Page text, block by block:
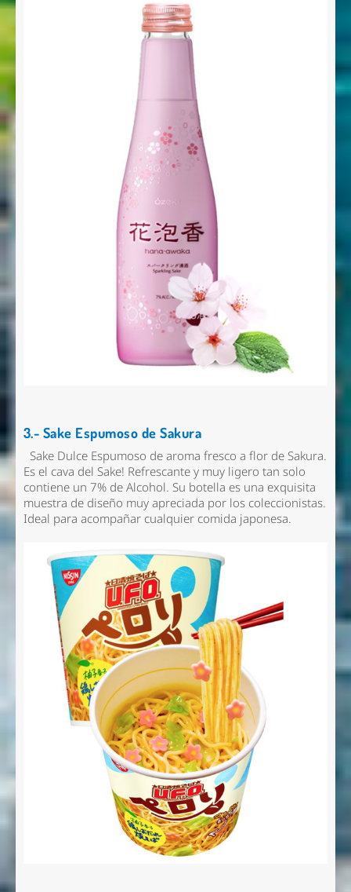
3.- Sake Espumoso de Sakura
Sake Dulce Espumoso de aroma fresco a flor de Sakura.
Es el cava del Sake! Refrescante y muy ligero tan solo
contiene un 7% de Alcohol. Su botella es una exquisita
muestra de diseño muy apreciada por los coleccionistas.
Ideal para acompañar cualquier comida japonesa.